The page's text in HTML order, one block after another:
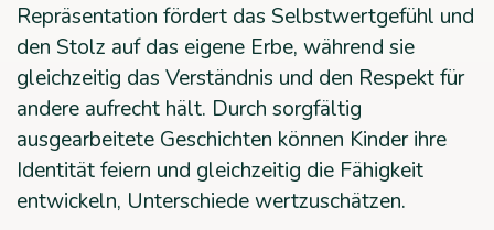
Repräsentation fördert das Selbstwertgefühl und
den Stolz auf das eigene Erbe, während sie
gleichzeitig das Verständnis und den Respekt für
andere aufrecht hält. Durch sorgfältig
ausgearbeitete Geschichten können Kinder ihre
Identität feiern und gleichzeitig die Fähigkeit
entwickeln, Unterschiede wertzuschätzen.